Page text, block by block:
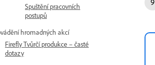
Spuštění pracovních
postupů
hromadných akcí
Firefly Tvůrčí produkce – časté
dotazy